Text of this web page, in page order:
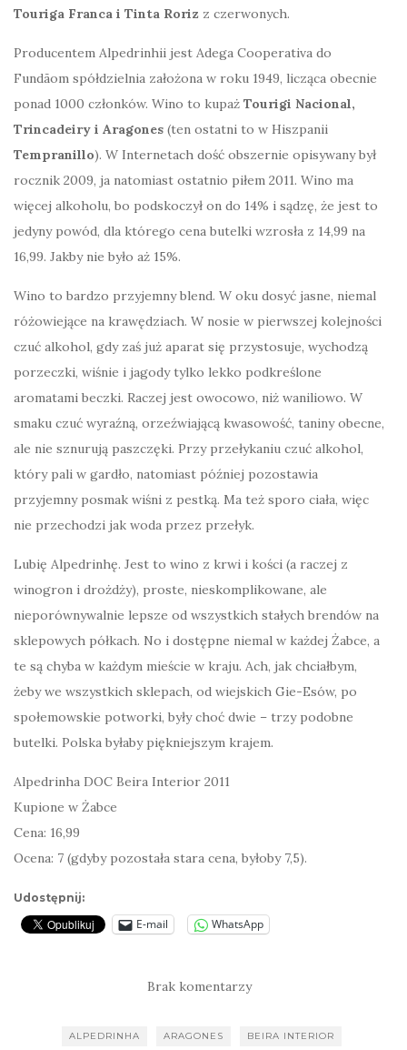
Touriga Franca i Tinta Roriz z czerwonych.
Producentem Alpedrinhii jest Adega Cooperativa do
Fundãom spółdzielnia założona w roku 1949, licząca obecnie
ponad 1000 członków. Wino to kupaż Tourigi Nacional,
Trincadeiry i Aragones (ten ostatni to w Hiszpanii
Tempranillo). W Internetach dość obszernie opisywany był
rocznik 2009, ja natomiast ostatnio piłem 2011. Wino ma
więcej alkoholu, bo podskoczył on do 14% i sądzę, że jest to
jedyny powód, dla którego cena butelki wzrosła z 14,99 na
16,99. Jakby nie było aż 15%.
Wino to bardzo przyjemny blend. W oku dosyć jasne, niemal
różowiejące na krawędziach. W nosie w pierwszej kolejności
czuć alkohol, gdy zaś już aparat się przystosuje, wychodzą
porzeczki, wiśnie i jagody tylko lekko podkreślone
aromatami beczki. Raczej jest owocowo, niż waniliowo. W
smaku czuć wyraźną, orzeźwiającą kwasowość, taniny obecne,
ale nie sznurują paszczęki. Przy przełykaniu czuć alkohol,
który pali w gardło, natomiast później pozostawia
przyjemny posmak wiśni z pestką. Ma też sporo ciała, więc
nie przechodzi jak woda przez przełyk.
Lubię Alpedrinhę. Jest to wino z krwi i kości (a raczej z
winogron i drożdży), proste, nieskomplikowane, ale
nieporównywalnie lepsze od wszystkich stałych brendów na
sklepowych półkach. No i dostępne niemal w każdej Żabce, a
te są chyba w każdym mieście w kraju. Ach, jak chciałbym,
żeby we wszystkich sklepach, od wiejskich Gie-Esów, po
społemowskie potworki, były choć dwie – trzy podobne
butelki. Polska byłaby piękniejszym krajem.
Alpedrinha DOC Beira Interior 2011
Kupione w Żabce
Cena: 16,99
Ocena: 7 (gdyby pozostała stara cena, byłoby 7,5).
Udostępnij:
E-mail WhatsApp
Brak komentarzy
ALPEDRINHA ARAGONES BEIRA INTERIOR